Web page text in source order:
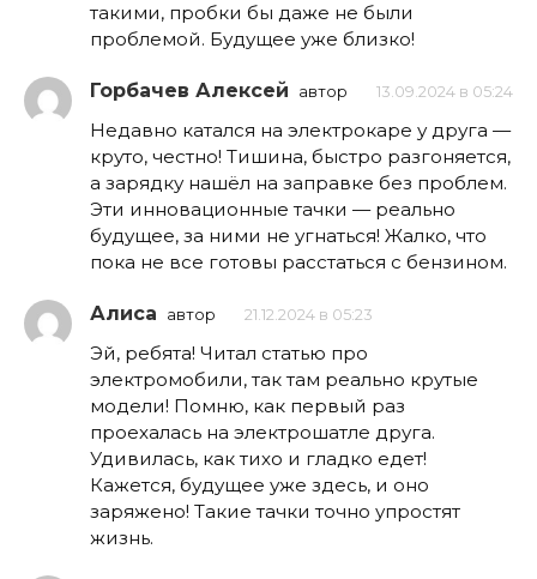
такими, пробки бы даже не были
проблемой. Будущее уже близко!
Горбачев Алексей автор 13.09.2024 в 05:24
Недавно катался на электрокаре у друга —
круто, честно! Тишина, быстро разгоняется,
а зарядку нашёл на заправке без проблем.
Эти инновационные тачки — реально
будущее, за ними не угнаться! Жалко, что
пока не все готовы расстаться с бензином.
Алиса автор 21.12.2024 в 05:23
Эй, ребята! Читал статью про
электромобили, так там реально крутые
модели! Помню, как первый раз
проехалась на электрошатле друга.
Удивилась, как тихо и гладко едет!
Кажется, будущее уже здесь, и оно
заряжено! Такие тачки точно упростят
жизнь.